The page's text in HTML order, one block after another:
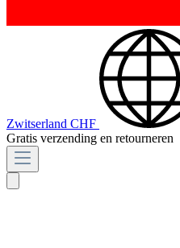
Zwitserland CHF
Gratis verzending en retourneren